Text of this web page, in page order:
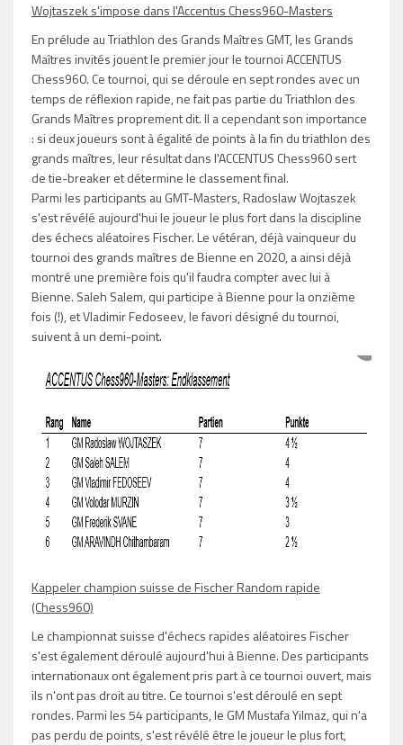
Wojtaszek s'impose dans l'Accentus Chess960-Masters
En prélude au Triathlon des Grands Maîtres GMT, les Grands
Maîtres invités jouent le premier jour le tournoi ACCENTUS
Chess960. Ce tournoi, qui se déroule en sept rondes avec un
temps de réflexion rapide, ne fait pas partie du Triathlon des
Grands Maîtres proprement dit. Il a cependant son importance
: si deux joueurs sont à égalité de points à la fin du triathlon des
grands maîtres, leur résultat dans l'ACCENTUS Chess960 sert
de tie-breaker et détermine le classement final.
Parmi les participants au GMT-Masters, Radoslaw Wojtaszek
s'est révélé aujourd'hui le joueur le plus fort dans la discipline
des échecs aléatoires Fischer. Le vétéran, déjà vainqueur du
tournoi des grands maîtres de Bienne en 2020, a ainsi déjà
montré une première fois qu'il faudra compter avec lui à
Bienne. Saleh Salem, qui participe à Bienne pour la onzième
fois (!), et Vladimir Fedoseev, le favori désigné du tournoi,
suivent à un demi-point.
Kappeler champion suisse de Fischer Random rapide
(Chess960)
Le championnat suisse d'échecs rapides aléatoires Fischer
s'est également déroulé aujourd'hui à Bienne. Des participants
internationaux ont également pris part à ce tournoi ouvert, mais
ils n'ont pas droit au titre. Ce tournoi s'est déroulé en sept
rondes. Parmi les 54 participants, le GM Mustafa Yilmaz, qui n'a
pas perdu de points, s'est révélé être le joueur le plus fort,